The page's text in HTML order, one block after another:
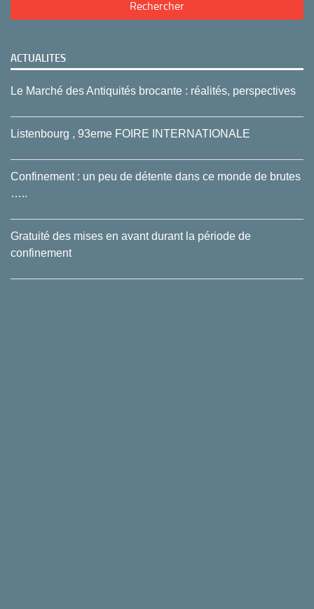
ACTUALITES
Le Marché des Antiquités brocante : réalités, perspectives
Listenbourg , 93eme FOIRE INTERNATIONALE
Confinement : un peu de détente dans ce monde de brutes
…..
Gratuité des mises en avant durant la période de
confinement